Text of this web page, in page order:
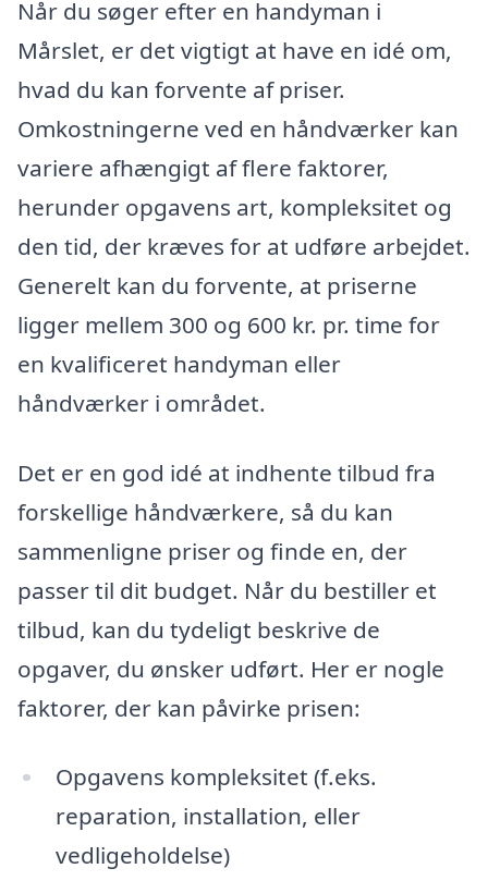
Når du søger efter en handyman i
Mårslet, er det vigtigt at have en idé om,
hvad du kan forvente af priser.
Omkostningerne ved en håndværker kan
variere afhængigt af flere faktorer,
herunder opgavens art, kompleksitet og
den tid, der kræves for at udføre arbejdet.
Generelt kan du forvente, at priserne
ligger mellem 300 og 600 kr. pr. time for
en kvalificeret handyman eller
håndværker i området.
Det er en god idé at indhente tilbud fra
forskellige håndværkere, så du kan
sammenligne priser og finde en, der
passer til dit budget. Når du bestiller et
tilbud, kan du tydeligt beskrive de
opgaver, du ønsker udført. Her er nogle
faktorer, der kan påvirke prisen:
Opgavens kompleksitet (f.eks.
reparation, installation, eller
vedligeholdelse)